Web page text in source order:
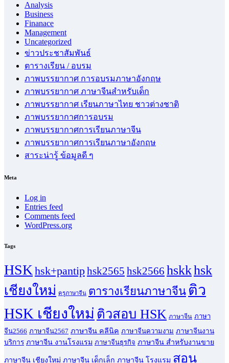
Analysis
Business
Finanace
Management
Uncategorized
ข่าวประชาสัมพันธ์
ตารางเรียน / อบรม
ภาพบรรยากาศ การอบรมภาษาอังกฤษ
ภาพบรรยากาศ ภาษาจีนสำหรับเด็ก
ภาพบรรยากาศ เรียนภาษาไทย ชาวต่างชาติ
ภาพบรรยากาศการอบรม
ภาพบรรยากาศการเรียนภาษาจีน
ภาพบรรยากาศการเรียนภาษาอังกฤษ
สาระน่ารู้ ข้อมูลดี ๆ
Meta
Log in
Entries feed
Comments feed
WordPress.org
Tags
HSK hsk+pantiphsk2565 hsk2566 hskkhsk
เชียงใหม่ ครูภาษาจีน ตารางเรียนภาษาจีน ติว
HSK เชียงใหม่ ติวสอบ HSK ภาษาจีน ภาษา
จีน2566 ภาษาจีน2567 ภาษาจีน คลีนิค ภาษาจีนความงาม ภาษาจีนงาน
บริการ ภาษาจีน งานโรงแรม ภาษาจีนธุรกิจ ภาษาจีน สำหรับงานขาย
ภาษาจีน เชียงใหม่ ภาษาจีน เด็กเล็ก ภาษาจีน โรงแรม สอน